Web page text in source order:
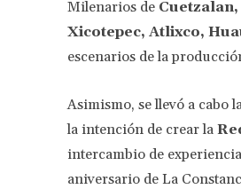
Milenarios de
Xicotepec, Atlixco,
escenarios de la
Asimismo, se llevó a cabo
la intención de crear la
intercambio de
aniversario de La